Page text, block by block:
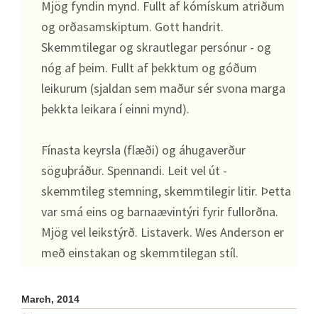
Mjög fyndin mynd. Fullt af kómískum atriðum
og orðasamskiptum. Gott handrit.
Skemmtilegar og skrautlegar persónur - og
nóg af þeim. Fullt af þekktum og góðum
leikurum (sjaldan sem maður sér svona marga
þekkta leikara í einni mynd).
Fínasta keyrsla (flæði) og áhugaverður
söguþráður. Spennandi. Leit vel út -
skemmtileg stemning, skemmtilegir litir. Þetta
var smá eins og barnaævintýri fyrir fullorðna.
Mjög vel leikstýrð. Listaverk. Wes Anderson er
með einstakan og skemmtilegan stíl.
March, 2014